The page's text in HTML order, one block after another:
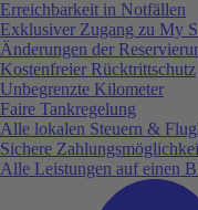
Erreichbarkeit in Notfällen
Exklusiver Zugang zu My
Änderungen der
Kostenfreier Rücktrittschutz
Unbegrenzte Kilometer
Faire Tankregelung
Alle lokalen Steuern &
Sichere
Alle Leistungen auf einen